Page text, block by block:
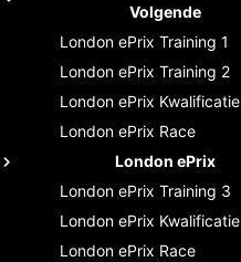
Volgende
London ePrix Training 1
London ePrix Training 2
London ePrix Kwalificatie
London ePrix Race
London ePrix
London ePrix Training 3
London ePrix Kwalificatie
London ePrix Race